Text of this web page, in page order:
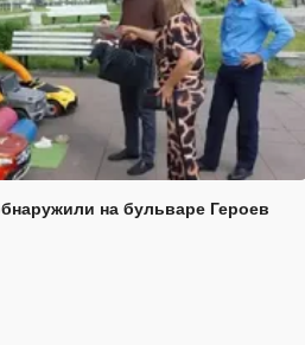
на бульваре Героев